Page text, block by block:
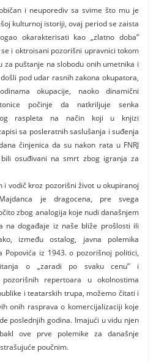
i neuporediv sa svime što mu je
kulturnoj istoriji, ovaj period se zaista
okarakterisati kao „zlatno doba”
i oktroisani pozorišni upravnici tokom
za puštanje na slobodu onih umetnika i
pod udar rasnih zakona okupatora,
okupacije, naoko dinamični
počinje da natkriljuje senka
raspleta na način koji u knjizi
sa posleratnih saslušanja i suđenja
činjenica da su nakon rata u FNRJ
osuđivani na smrt zbog igranja za
i vodič kroz pozorišni život u okupiranoj
je dragocena, pre svega
zbog analogija koje nudi današnjem
na događaje iz naše bliže prošlosti ili
između ostalog, javna polemika
Popovića iz 1943. o pozorišnoj politici,
o „zaradi po svaku cenu” i
repertoara u okolnostima
i teatarskih trupa, možemo čitati i
onih rasprava o komercijalizaciji koje
poslednjih godina. Imajući u vidu njen
ove prve polemike za današnje
poučnim.